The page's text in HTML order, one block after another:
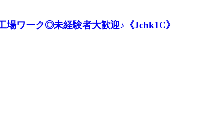
場ワーク◎未経験者大歓迎♪《Jchk1C》